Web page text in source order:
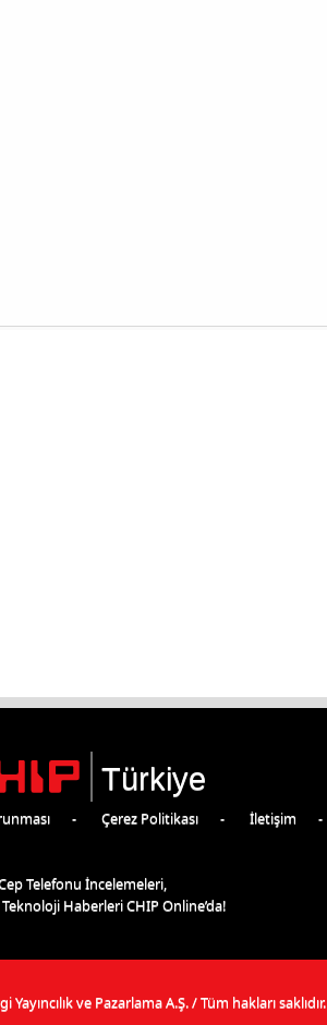
Türkiye
Çerez Politikası İletişim
Telefonu İncelemeleri,
Haberleri CHIP Online’da!
Yayıncılık ve Pazarlama A.Ş./ Tüm hakları saklıdır.